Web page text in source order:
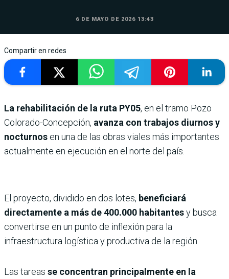
6 DE MAYO DE 2026 13:43
Compartir en redes
La rehabilitación de la ruta PY05, en el tramo Pozo
Colorado-Concepción, avanza con trabajos diurnos y
nocturnos en una de las obras viales más importantes
actualmente en ejecución en el norte del país.
El proyecto, dividido en dos lotes, beneficiará
directamente a más de 400.000 habitantesy busca
convertirse en un punto de inflexión para la
infraestructura logística y productiva de la región.
Las tareas se concentran principalmente en la